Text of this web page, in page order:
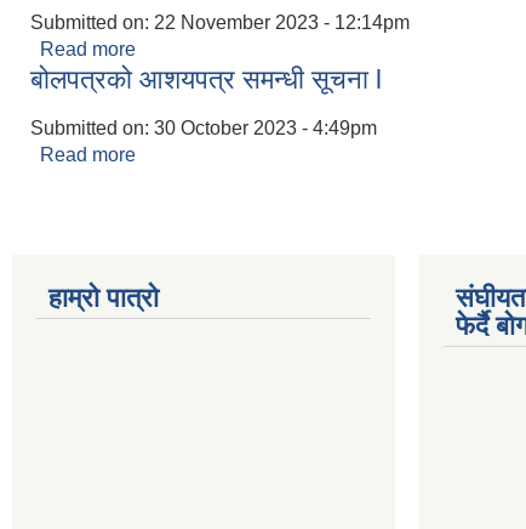
Submitted on: 22 November 2023 - 12:14pm
Read more
बोलपत्रको आशयपत्र समन्धी सूचना l
Submitted on: 30 October 2023 - 4:49pm
Read more
हाम्रो पात्रो
फेर्दै